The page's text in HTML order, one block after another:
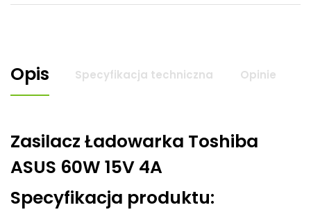
Opis Specyfikacja techniczna Opinie
Zasilacz Ładowarka Toshiba
ASUS 60W 15V 4A
Specyfikacja produktu: